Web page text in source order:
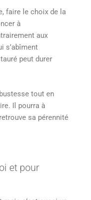
faire le choix de la
à
aux
s’abîment
peut durer
tout en
Il pourra à
sa pérennité
et pour